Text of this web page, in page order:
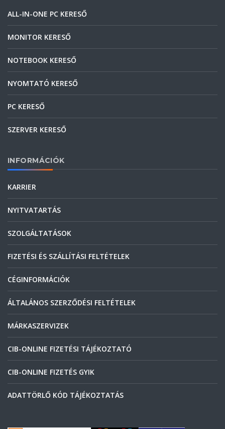
ALL-IN-ONE PC KERESŐ
MONITOR KERESŐ
NOTEBOOK KERESŐ
NYOMTATÓ KERESŐ
PC KERESŐ
SZERVER KERESŐ
INFORMÁCIÓK
KARRIER
NYITVATARTÁS
SZOLGÁLTATÁSOK
FIZETÉSI ÉS SZÁLLÍTÁSI FELTÉTELEK
CÉGINFORMÁCIÓK
ÁLTALÁNOS SZERZŐDÉSI FELTÉTELEK
MÁRKASZERVIZEK
CIB-ONLINE FIZETÉSI TÁJÉKOZTATÓ
CIB-ONLINE FIZETÉS GYIK
ADATTÖRLŐ KÓD TÁJÉKOZTATÁS